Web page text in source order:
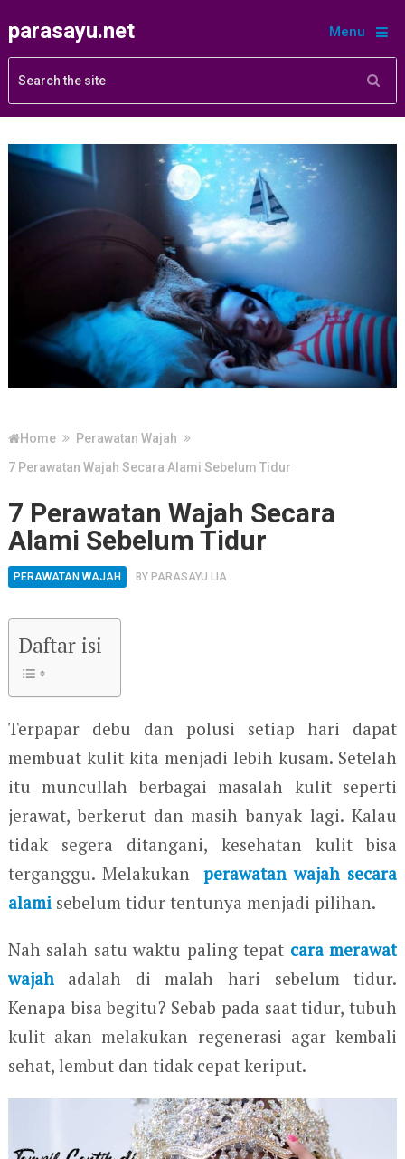
parasayu.net Menu
Home
Perawatan Wajah
7 Perawatan Wajah Secara Alami Sebelum Tidur
7 Perawatan Wajah Secara
Alami Sebelum Tidur
PERAWATAN WAJAH BY PARASAYU LIA
Daftar isi
Terpapar debu dan polusi setiap hari dapat
membuat kulit kita menjadi lebih kusam. Setelah
itu muncullah berbagai masalah kulit seperti
jerawat, berkerut dan masih banyak lagi. Kalau
tidak segera ditangani, kesehatan kulit bisa
terganggu. Melakukanperawatan wajah secara
alamisebelum tidur tentunya menjadi pilihan.
Nah salah satu waktu paling tepat cara merawat
wajahadalah di malah hari sebelum tidur.
Kenapa bisa begitu? Sebab pada saat tidur, tubuh
kulit akan melakukan regenerasi agar kembali
sehat, lembut dan tidak cepat keriput.